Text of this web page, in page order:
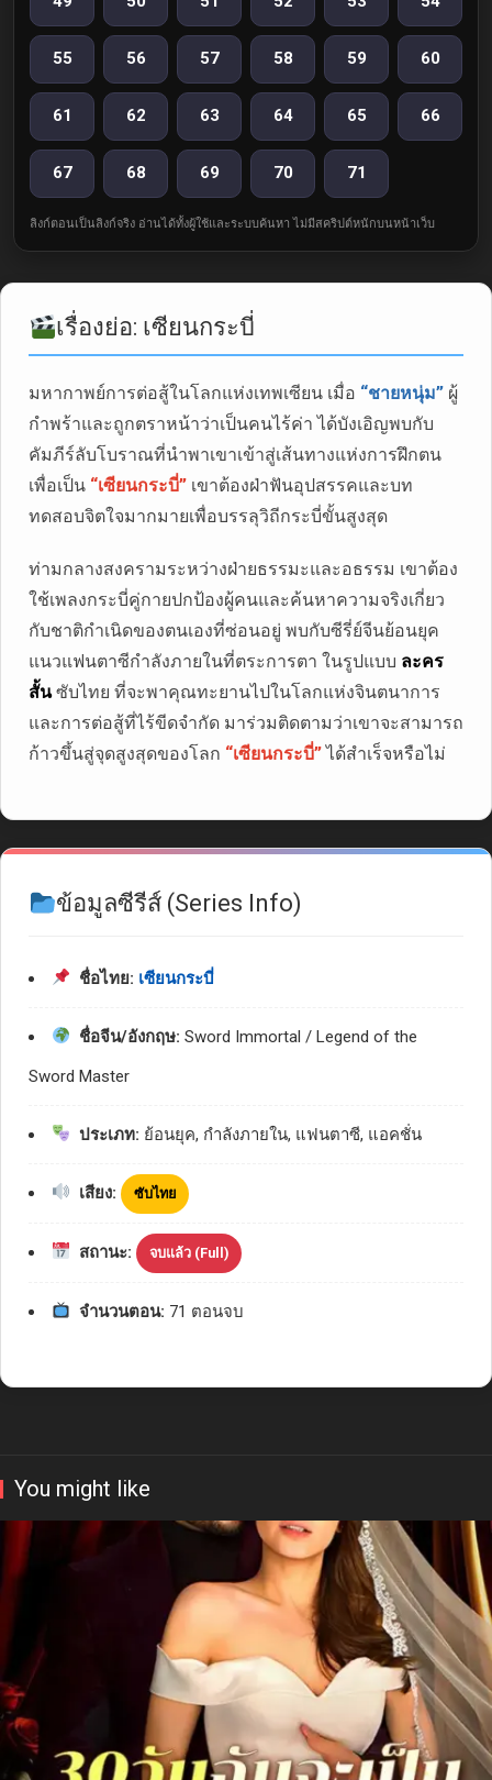
55 56 57 58 59 60
61 62 63 64 65 66
67 68 69 70 71
ลิงก์ตอนเป็นลิงก์จริง อ่านได้ทั้งผู้ใช้และระบบค้นหา ไม่มีสคริปต์หนักบนหน้าเว็บ
เรื่องย่อ: เซียนกระบี่
มหากาพย์การต่อสู้ในโลกแห่งเทพเซียน เมื่อ “ชายหนุ่ม” ผู้
กำพร้าและถูกตราหน้าว่าเป็นคนไร้ค่า ได้บังเอิญพบกับ
คัมภีร์ลับโบราณที่นำพาเขาเข้าสู่เส้นทางแห่งการฝึกตน
เพื่อเป็น “เซียนกระบี่” เขาต้องฝ่าฟันอุปสรรคและบท
ทดสอบจิตใจมากมายเพื่อบรรลุวิถีกระบี่ขั้นสูงสุด
ท่ามกลางสงครามระหว่างฝ่ายธรรมะและอธรรม เขาต้อง
ใช้เพลงกระบี่คู่กายปกป้องผู้คนและค้นหาความจริงเกี่ยว
กับชาติกำเนิดของตนเองที่ซ่อนอยู่ พบกับซีรี่ย์จีนย้อนยุค
แนวแฟนตาซีกำลังภายในที่ตระการตา ในรูปแบบ ละคร
สั้นซับไทย ที่จะพาคุณทะยานไปในโลกแห่งจินตนาการ
และการต่อสู้ที่ไร้ขีดจำกัด มาร่วมติดตามว่าเขาจะสามารถ
ก้าวขึ้นสู่จุดสูงสุดของโลก “เซียนกระบี่”ได้สำเร็จหรือไม่
ข้อมูลซีรีส์ (Series Info)
ชื่อไทย: เซียนกระบี่
ชื่อจีน/อังกฤษ: Sword Immortal / Legend of the
Sword Master
ประเภท: ย้อนยุค, กำลังภายใน, แฟนตาซี, แอคชั่น
เสียง: ซับไทย
สถานะ: จบแล้ว (Full)
จำนวนตอน: 71 ตอนจบ
You might like